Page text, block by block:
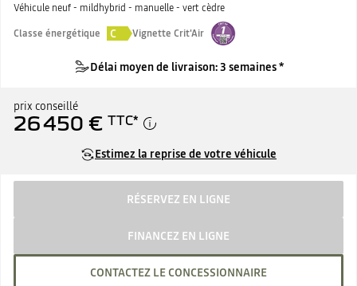
Véhicule neuf - mildhybrid - manuelle - vert cèdre
Classe énergétique
C Vignette Crit'Air
Délai moyen de livraison: 3 semaines *
prix conseillé
26 450 € TTC*
Estimez la reprise de votre véhicule
RÉSERVEZ EN LIGNE
FINANCEZ EN LIGNE
CONTACTEZ LE CONCESSIONNAIRE